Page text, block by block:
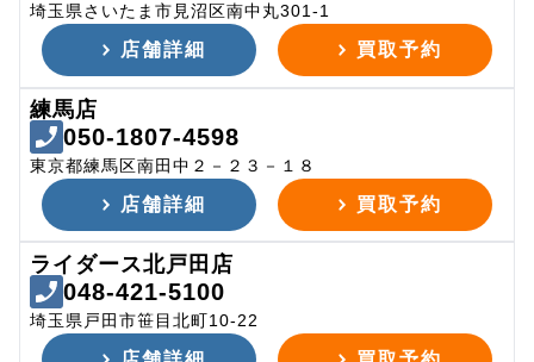
埼玉県さいたま市見沼区南中丸301-1
店舗詳細 買取予約
練馬店
050-1807-4598
東京都練馬区南田中２－２３－１８
店舗詳細 買取予約
ライダース北戸田店
048-421-5100
埼玉県戸田市笹目北町10-22